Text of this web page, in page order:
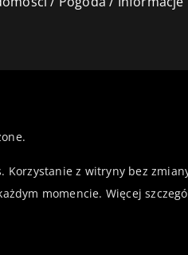
z witryny bez
momencie. Więcej